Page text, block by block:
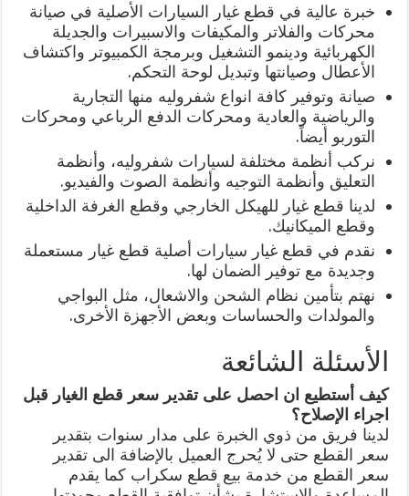
خبرة عالية في قطع غيار السيارات الأصلية في صيانة
محركات والفلاتر والمكيفات والاسبيرات والجديلة
الكهربائية ودينمو التشغيل وبرمجة الكمبيوتر واكتشاف
الأعطال وصيانتها وتبديل لوحة التحكم.
صيانة وتوفير كافة انواع شفروليه منها التجارية
والرياضية والعادية ومحركات الدفع الرباعي ومحركات
التوربو أيضاً.
نركب أنظمة مختلفة لسيارات شفروليه، وأنظمة
التعليق وأنظمة التوجيه وأنظمة الصوت والفيديو.
لدينا قطع غيار للهيكل الخارجي وقطع الغرفة الداخلية
وقطع الميكانيك.
نقدم في قطع غيار سيارات أصلية قطع غيار مستعملة
وجديدة مع توفير الضمان لها.
نهتم بتأمين نظام الشحن والاشعال، مثل البواجي
والمولدات والحساسات وبعض الأجهزة الأخرى.
الأسئلة الشائعة
كيف أستطيع ان احصل على تقدير سعر قطع الغيار قبل
اجراء الإصلاح؟
لدينا فريق من ذوي الخبرة على مدار سنوات بتقدير
سعر القطع حتى لا يُحرج العميل بالإضافة الى تقدير
سعر القطع من خدمة بيع قطع سكراب كما يقدم